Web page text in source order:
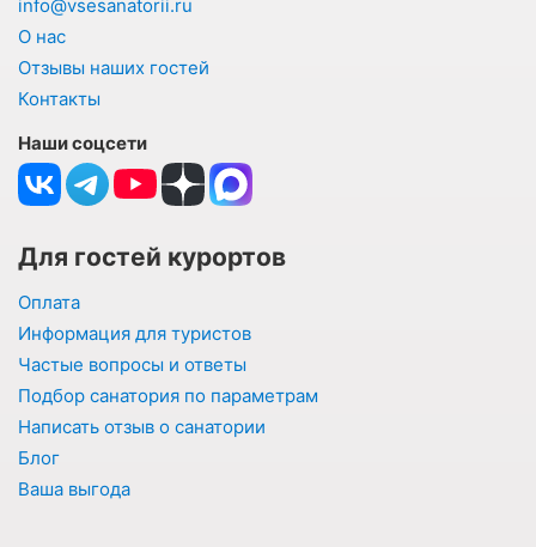
info@vsesanatorii.ru
О нас
Отзывы наших гостей
Контакты
Наши соцсети
Для гостей курортов
Оплата
Информация для туристов
Частые вопросы и ответы
Подбор санатория по параметрам
Написать отзыв о санатории
Блог
Ваша выгода